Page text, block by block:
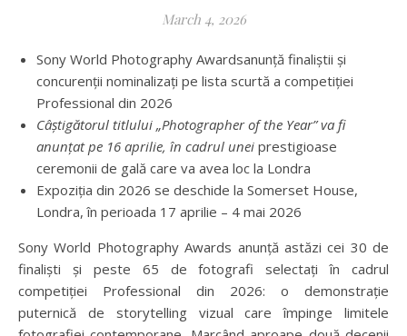
March 4, 2026
Sony World Photography Awardsanunță finaliștii și
concurenții nominalizați pe lista scurtă a competiției
Professional din 2026
Câștigătorul titlului „Photographer of the Year” va fi
anunțat pe 16 aprilie, în cadrul unei prestigioase
ceremonii de gală care va avea loc la Londra
Expoziția din 2026 se deschide la Somerset House,
Londra, în perioada 17 aprilie – 4 mai 2026
Sony World Photography Awards anunță astăzi cei 30 de
finaliști și peste 65 de fotografi selectați în cadrul
competiției Professional din 2026: o demonstrație
puternică de storytelling vizual care împinge limitele